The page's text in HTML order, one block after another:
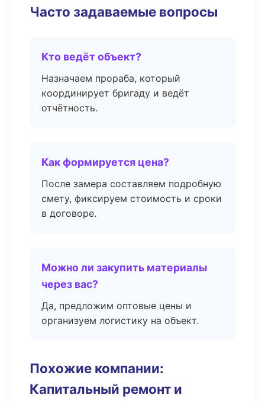
Часто задаваемые вопросы
Кто ведёт объект?
Назначаем прораба, который
координирует бригаду и ведёт
отчётность.
Как формируется цена?
После замера составляем подробную
смету, фиксируем стоимость и сроки
в договоре.
Можно ли закупить материалы
через вас?
Да, предложим оптовые цены и
организуем логистику на объект.
Похожие компании:
Капитальный ремонт и